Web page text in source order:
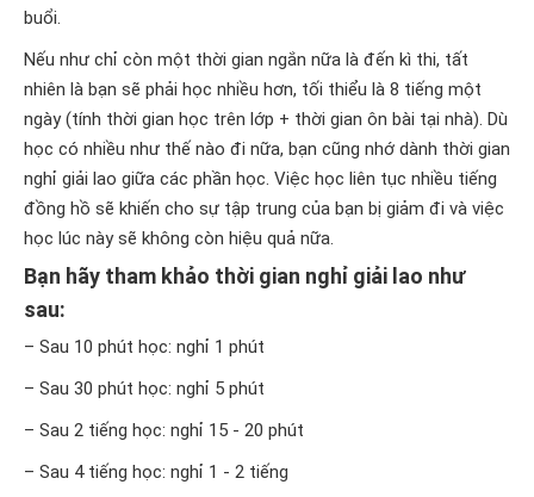
buổi.
Nếu như chỉ còn một thời gian ngắn nữa là đến kì thi, tất
nhiên là bạn sẽ phải học nhiều hơn, tối thiểu là 8 tiếng một
ngày (tính thời gian học trên lớp + thời gian ôn bài tại nhà). Dù
học có nhiều như thế nào đi nữa, bạn cũng nhớ dành thời gian
nghỉ giải lao giữa các phần học. Việc học liên tục nhiều tiếng
đồng hồ sẽ khiến cho sự tập trung của bạn bị giảm đi và việc
học lúc này sẽ không còn hiệu quả nữa.
Bạn hãy tham khảo thời gian nghỉ giải lao như
sau:
– Sau 10 phút học: nghỉ 1 phút
– Sau 30 phút học: nghỉ 5 phút
– Sau 2 tiếng học: nghỉ 15 - 20 phút
– Sau 4 tiếng học: nghỉ 1 - 2 tiếng